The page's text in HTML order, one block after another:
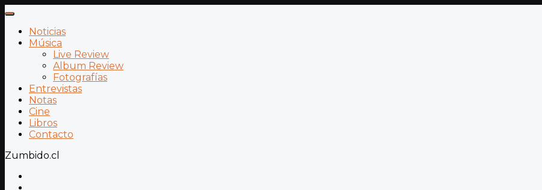
Noticias
Música
Live Review
Album Review
Fotografías
Entrevistas
Notas
Cine
Libros
Contacto
Zumbido.cl